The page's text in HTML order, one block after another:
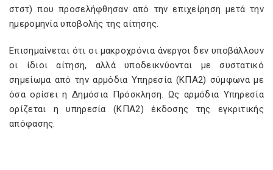
στστ) που προσελήφθησαν από την επιχείρηση μετά την
ημερομηνία υποβολής της αίτησης.
Επισημαίνεται ότι οι μακροχρόνια άνεργοι δεν υποβάλλουν
οι ίδιοι αίτηση, αλλά υποδεικνύονται με συστατικό
σημείωμα από την αρμόδια Υπηρεσία (ΚΠΑ2) σύμφωνα με
όσα ορίσει η Δημόσια Πρόσκληση. Ως αρμόδια Υπηρεσία
ορίζεται η υπηρεσία (ΚΠΑ2) έκδοσης της εγκριτικής
απόφασης.